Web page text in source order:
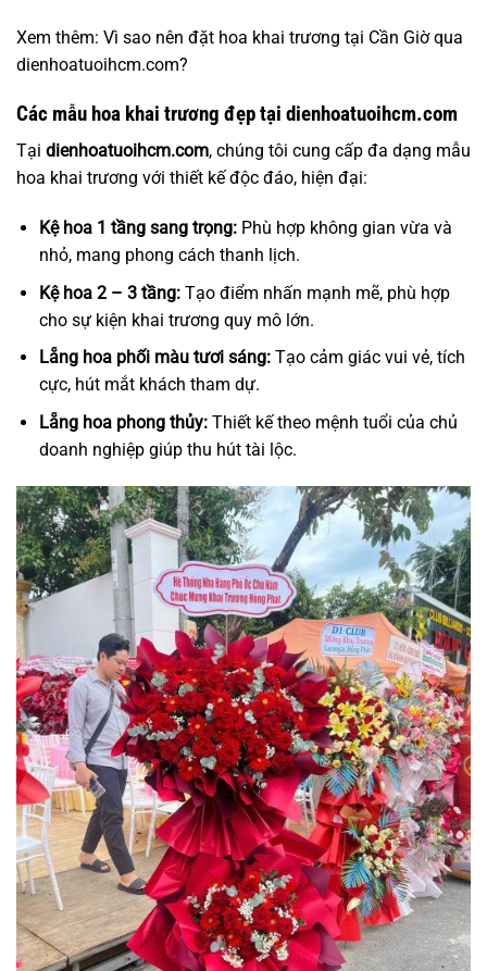
Xem thêm: Vì sao nên đặt hoa khai trương tại Cần Giờqua
dienhoatuoihcm.com?
Các mẫu hoa khai trương đẹp tại dienhoatuoihcm.com
Tại dienhoatuoihcm.com, chúng tôi cung cấp đa dạng mẫu
hoa khai trương với thiết kế độc đáo, hiện đại:
Kệ hoa 1 tầng sang trọng:Phù hợp không gian vừa và
nhỏ, mang phong cách thanh lịch.
Kệ hoa 2 – 3 tầng:Tạo điểm nhấn mạnh mẽ, phù hợp
cho sự kiện khai trương quy mô lớn.
Lẵng hoa phối màu tươi sáng:Tạo cảm giác vui vẻ, tích
cực, hút mắt khách tham dự.
Lẵng hoa phong thủy:Thiết kế theo mệnh tuổi của chủ
doanh nghiệp giúp thu hút tài lộc.